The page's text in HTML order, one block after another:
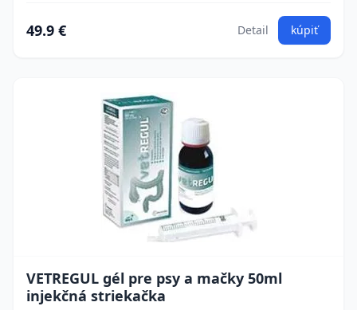
49.9 € Detail kúpiť
VETREGUL gél pre psy a mačky 50ml
injekčná striekačka